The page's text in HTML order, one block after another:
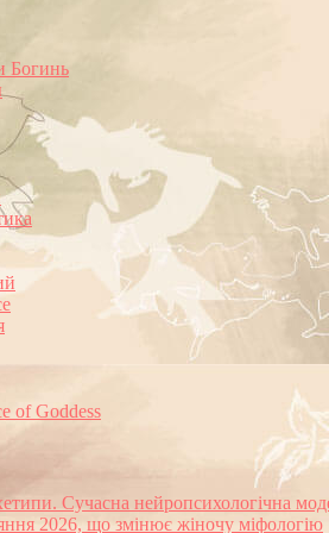
Богинь
of Goddess
Сучасна нейропсихологічна
2026, що змінює жіночу міфологію